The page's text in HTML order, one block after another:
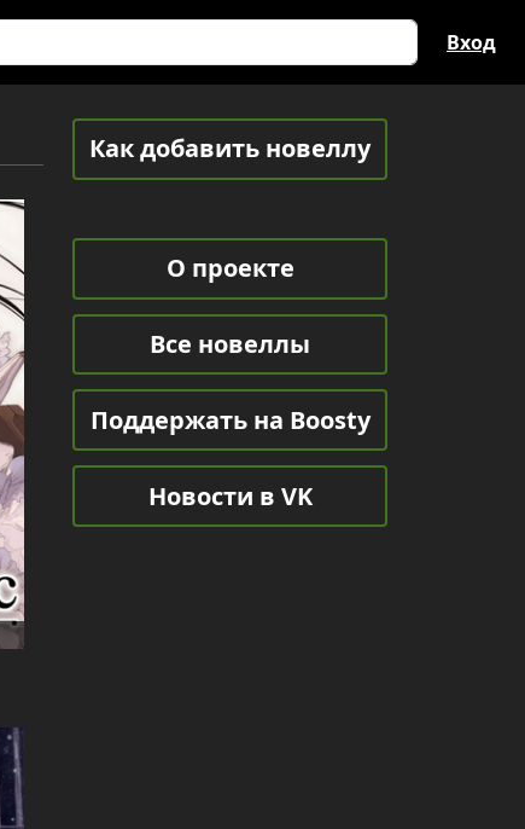
Вход
Как добавить новеллу
О проекте
Все новеллы
Поддержать на Boosty
Новости в VK